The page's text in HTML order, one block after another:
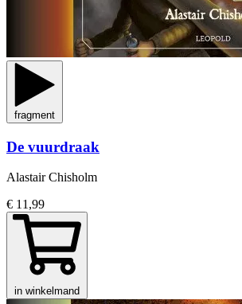
fragment
De vuurdraak
Alastair Chisholm
€ 11,99
in winkelmand